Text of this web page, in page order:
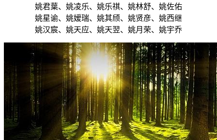
姚君葉、姚凌乐、姚乐祺、姚林舒、姚佐佑
姚星谕、姚嫒瑞、姚其颀、姚贤彦、姚西继
姚汉宸、姚天应、姚天翌、姚月荣、姚宇乔